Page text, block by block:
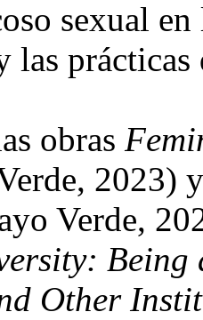
sexual
prácticas
obras
2023)
Verde,
Being
Other